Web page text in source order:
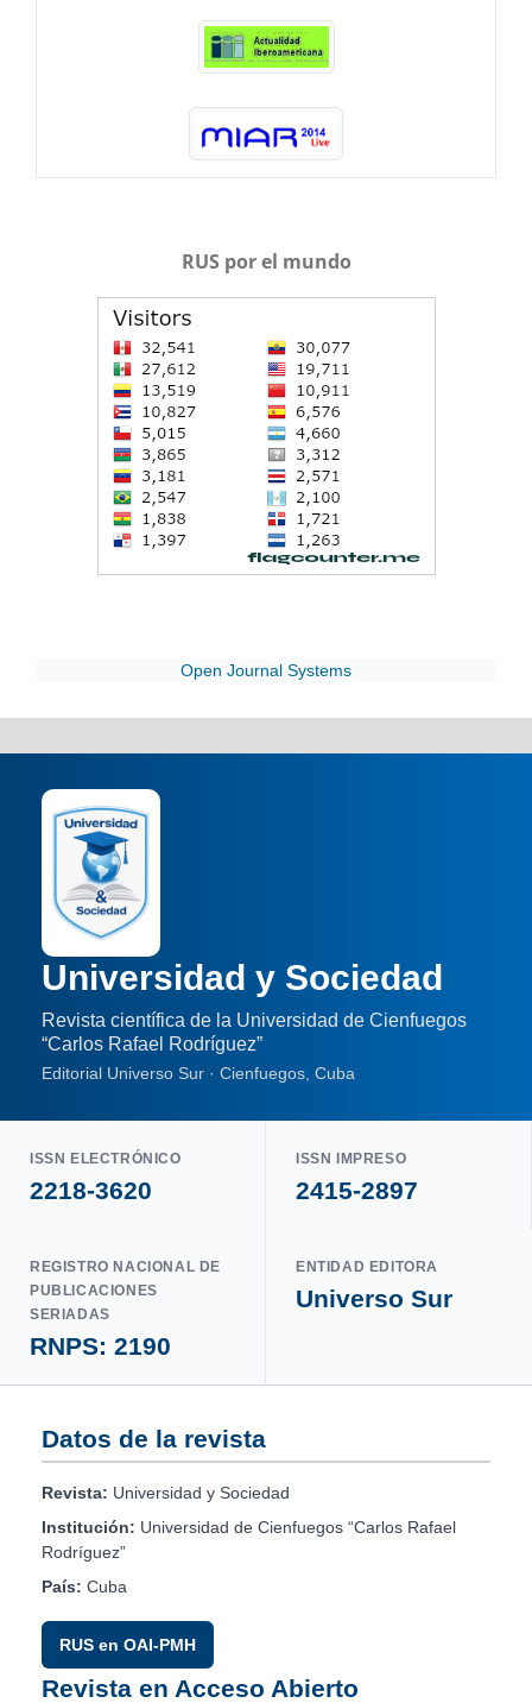
RUS por el mundo
Open Journal Systems
Universidad y Sociedad
Revista científica de la Universidad de Cienfuegos
“Carlos Rafael Rodríguez”
Editorial Universo Sur · Cienfuegos, Cuba
ISSN ELECTRÓNICO
2218-3620
ISSN IMPRESO
2415-2897
REGISTRO NACIONAL DE
PUBLICACIONES
SERIADAS
RNPS: 2190
ENTIDAD EDITORA
Universo Sur
Datos de la revista
Revista: Universidad y Sociedad
Institución: Universidad de Cienfuegos “Carlos Rafael
Rodríguez”
País: Cuba
RUS en OAI-PMH
Revista en Acceso Abierto